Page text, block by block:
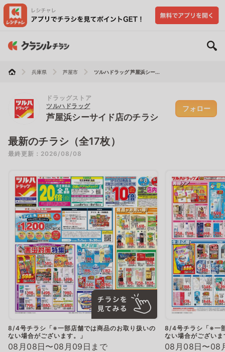
兵庫県 芦屋市 ツルハドラッグ 芦屋浜シー...
ドラッグストア
ツルハドラッグ
芦屋浜シーサイド店のチラシ
フォロー
最新のチラシ（全17枚）
最終更新：2026/08/08
8/4号チラシ「※一部店舗では商品のお取り扱いの
ない場合がございます。」
08月08日〜08月09日まで
8/4号チラシ「※一
ない場合がございま
08月08日〜08